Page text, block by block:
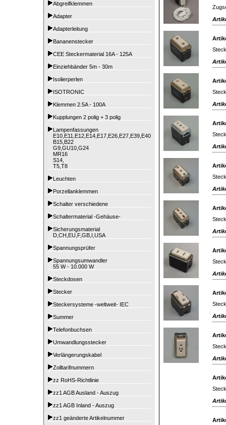
Abgreifklemmen
Adapter
Adapterleitung
Bananenstecker
CEE Steckermaterial 16A - 125A
Einziehbänder 5m - 30m
Isolierperlen
ISOTRONIC
Klemmen 2.5A - 100A
Kupplungen 2 polig + 3 polig
Lampenfassungen
E10,E11,E12,E14,E17,E26,E27,E39,E40
B15,B22
G9,GU10,G24
MR16
S14,
T5,T8
Leuchten
Porzellanklemmen
Schalter verschiedene
Schaltermaterial -Gehäuse-
Sicherungsmaterial
D,CH,EU,F,GB,I,USA
Spannungsprüfer
Spannungsumwandler
55 W - 10.000 W
Steckdosen
Stecker
Steckersysteme -weltweit- IEC
Summer
Telefonbuchsen
Umwandlungsstecker
Verlängerungskabel
Zolltarifnummern
zz RoHS-Richtlinie
zz1 AGB Ausland - Auszug
zz1 AGB Inland - Auszug
zz1 geänderte Artikelnummer